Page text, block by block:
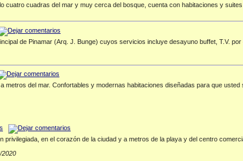
cuatro cuadras del mar y muy cerca del bosque, cuenta con habitaciones y
de Pinamar (Arq. J. Bunge) cuyos servicios incluye desayuno buffet, T.V.
metros del mar. Confortables y modernas habitaciones diseñadas para que
privilegiada, en el corazón de la ciudad y a metros de la playa y del centro
2020